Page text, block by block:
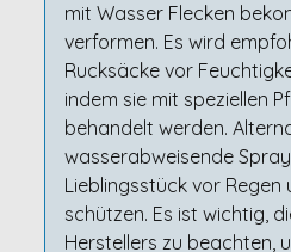
mit Wasser Flecken
verformen. Es wird
Rucksäcke vor
indem sie mit speziellen
behandelt werden.
wasserabweisende
Lieblingsstück vor Regen
schützen. Es ist wichtig,
Herstellers zu beachten,